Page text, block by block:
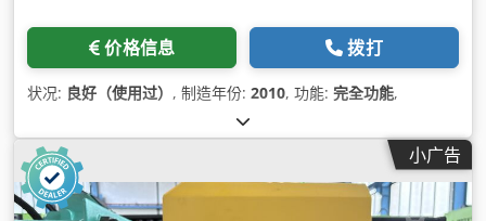
价格信息 拨打
状况: 良好（使用过） , 制造年份: 2010, 功能: 完全功能,
小广告